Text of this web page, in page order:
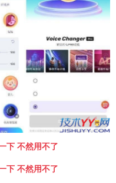
下 不然用不了
下 不然用不了